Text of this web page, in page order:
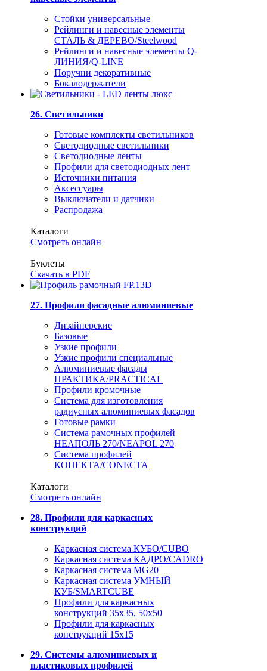
Стойки универсальные
Рейлинги и навесные элементы
СТАЛЬ & ДЕРЕВО/Steelwood
Рейлинги и навесные элементы Q-
ЛИНИЯ/Q-LINE
Поручни декоративные
Бокалодержатели
26. Светильники
Готовые комплекты светильников
Светодиодные светильники
Светодиодные ленты
Профили для светодиодных лент
Источники питания
Аксессуары
Выключатели и датчики
Распродажа
Каталоги
Смотреть онлайн
Буклеты
Скачать в PDF
27. Профили фасадные алюминиевые
Дизайнерские
Базовые
Узкие профили
Узкие профили специальные
Алюминиевые фасады
ПРАКТИКА/PRACTICAL
Профили кромочные
Система для изготовления
радиусных алюминиевых фасадов
Готовые рамки
Система рамочных профилей
НЕАПОЛЬ 270/NEAPOL 270
Система профилей
КОНЕКТА/CONECTA
Каталоги
Смотреть онлайн
28. Профили для каркасных
конструкций
Каркасная система КУБО/CUBO
Каркасная система КАДРО/CADRO
Каркасная система MG20
Каркасная система УМНЫЙ
КУБ/SMARTCUBE
Профили для каркасных
конструкций 35x35, 50x50
Профили для каркасных
конструкций 15х15
29. Системы алюминиевых и
пластиковых профилей